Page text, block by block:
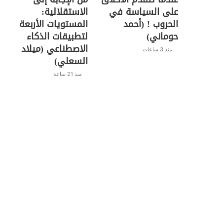
على السياسة في
الحروب ! (أحمد
حوماني)
منذ 3 ساعات
الاستقلالية:
المستويات الأربعة
لتطبيقات الذكاء
الاصطناعي (ميلاد
السعلي)
منذ 21 ساعة